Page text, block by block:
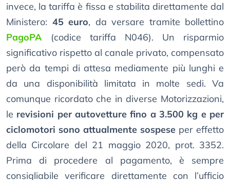
invece, la tariffa è fissa e stabilita direttamente dal
Ministero: 45 euro, da versare tramite bollettino
PagoPA (codice tariffa N046). Un risparmio
significativo rispetto al canale privato, compensato
però da tempi di attesa mediamente più lunghi e
da una disponibilità limitata in molte sedi. Va
comunque ricordato che in diverse Motorizzazioni,
le revisioni per autovetture fino a 3.500 kg e per
ciclomotori sono attualmente sospese per effetto
della Circolare del 21 maggio 2020, prot. 3352.
Prima di procedere al pagamento, è sempre
consigliabile verificare direttamente con l’ufficio